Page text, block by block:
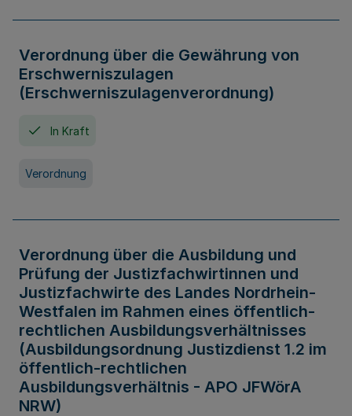
Verordnung über die Gewährung von
Erschwerniszulagen
(Erschwerniszulagenverordnung)
In Kraft
Verordnung
Verordnung über die Ausbildung und
Prüfung der Justizfachwirtinnen und
Justizfachwirte des Landes Nordrhein-
Westfalen im Rahmen eines öffentlich-
rechtlichen Ausbildungsverhältnisses
(Ausbildungsordnung Justizdienst 1.2 im
öffentlich-rechtlichen
Ausbildungsverhältnis - APO JFWörA
NRW)